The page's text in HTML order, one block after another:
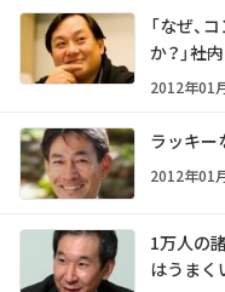
「なぜ、
か？」――
2012年01
ラッキー
2012年01
1万人の
はうまく